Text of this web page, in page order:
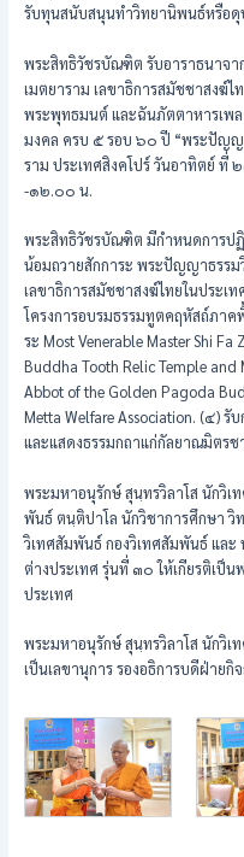
รับทุนสนับสนุนทำวิทยานิพนธ์หรือ
พระสิทธิวัชรบัณฑิต รับอาราธนาจ
เมตยาราม เลขาธิการสมัชชาสงฆ์ไ
พระพุทธมนต์ และฉันภัตตาหารเพ
มงคล ครบ ๕ รอบ ๖๐ ปี “พระปัญญ
ราม ประเทศสิงคโปร์ วันอาทิตย์
-๑๒.๐๐ น.
พระสิทธิวัชรบัณฑิต มีกำหนดการป
น้อมถวายสักการะ พระปัญญาธรรม
เลขาธิการสมัชชาสงฆ์ไทยในประเ
โครงการอบรมธรรมทูตคฤหัสถ์ภาค
ระ Most Venerable Master Shi
Buddha Tooth Relic Temple and
Abbot of the Golden Pagoda
Metta Welfare Association. (๔) รั
และแสดงธรรมกถาแก่กัลยาณมิตรช
พระมหาอนุรักษ์ สุนฺทรวิลาโส นักวิ
พันธ์ ตนฺติปาโล นักวิชาการศึกษา วิ
วิเทศสัมพันธ์ กองวิเทศสัมพันธ์ แล
ต่างประเทศ รุ่นที่ ๓๐ ให้เกียรติเป็
ประเทศ
พระมหาอนุรักษ์ สุนฺทรวิลาโส นักวิ
เป็นเลขานุการ รองอธิการบดีฝ่ายกิ